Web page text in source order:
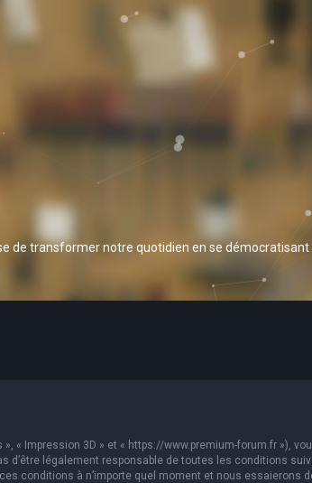
de transformer notre quotidien en se
« Impression 3D » et « https://www.premium-forum.fr »),
d’être légalement responsable de toutes les conditions
conditions à n’importe quel moment et nous essaierons